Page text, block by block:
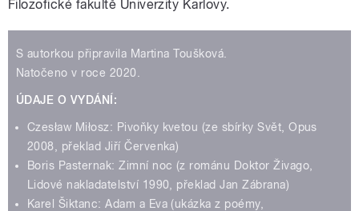
Filozofické fakultě Univerzity Karlovy.
S autorkou připravila Martina Toušková.
Natočeno v roce 2020.
ÚDAJE O VYDÁNÍ:
Czesław Miłosz: Pivoňky kvetou (ze sbírky Svět, Opus
2008, překlad Jiří Červenka)
Boris Pasternak: Zimní noc (z románu Doktor Živago,
Lidové nakladatelství 1990, překlad Jan Zábrana)
Karel Šiktanc: Adam a Eva (ukázka z poémy,